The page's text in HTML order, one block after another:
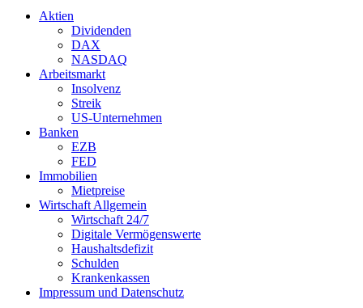
Aktien
Dividenden
DAX
NASDAQ
Arbeitsmarkt
Insolvenz
Streik
US-Unternehmen
Banken
EZB
FED
Immobilien
Mietpreise
Wirtschaft Allgemein
Wirtschaft 24/7
Digitale Vermögenswerte
Haushaltsdefizit
Schulden
Krankenkassen
Impressum und Datenschutz